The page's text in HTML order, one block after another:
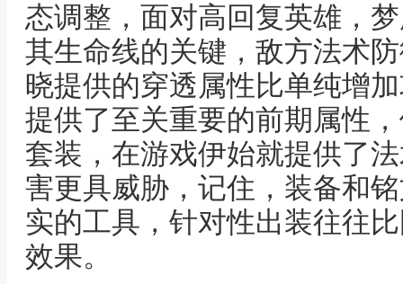
态调整，面对高回复英雄，
其生命线的关键，敌方法术
晓提供的穿透属性比单纯增
提供了至关重要的前期属性
套装，在游戏伊始就提供了
害更具威胁，记住，装备和
实的工具，针对性出装往往
效果。